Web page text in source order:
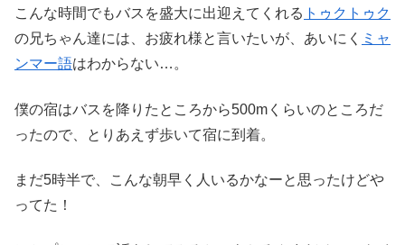
こんな時間でもバスを盛大に出迎えてくれる トゥクトゥク
の兄ちゃん達には、お疲れ様と言いたいが、あいにく ミャ
ンマー語はわからない…。
僕の宿はバスを降りたところから500mくらいのところだ
ったので、とりあえず歩いて宿に到着。
まだ5時半で、こんな朝早く人いるかなーと思ったけどや
ってた！